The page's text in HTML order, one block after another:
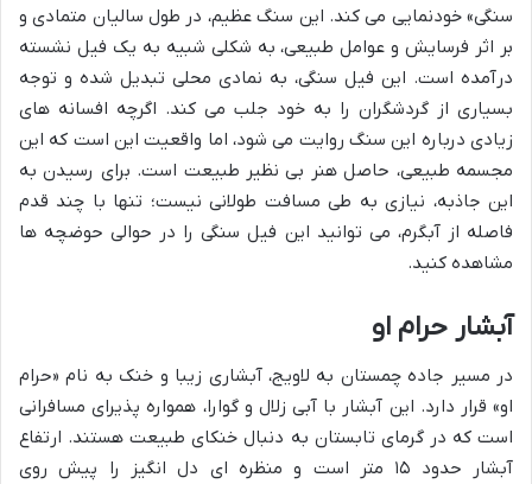
سنگی» خودنمایی می کند. این سنگ عظیم، در طول سالیان متمادی و
بر اثر فرسایش و عوامل طبیعی، به شکلی شبیه به یک فیل نشسته
درآمده است. این فیل سنگی، به نمادی محلی تبدیل شده و توجه
بسیاری از گردشگران را به خود جلب می کند. اگرچه افسانه های
زیادی درباره این سنگ روایت می شود، اما واقعیت این است که این
مجسمه طبیعی، حاصل هنر بی نظیر طبیعت است. برای رسیدن به
این جاذبه، نیازی به طی مسافت طولانی نیست؛ تنها با چند قدم
فاصله از آبگرم، می توانید این فیل سنگی را در حوالی حوضچه ها
مشاهده کنید.
آبشار حرام او
در مسیر جاده چمستان به لاویج، آبشاری زیبا و خنک به نام «حرام
او» قرار دارد. این آبشار با آبی زلال و گوارا، همواره پذیرای مسافرانی
است که در گرمای تابستان به دنبال خنکای طبیعت هستند. ارتفاع
آبشار حدود ۱۵ متر است و منظره ای دل انگیز را پیش روی